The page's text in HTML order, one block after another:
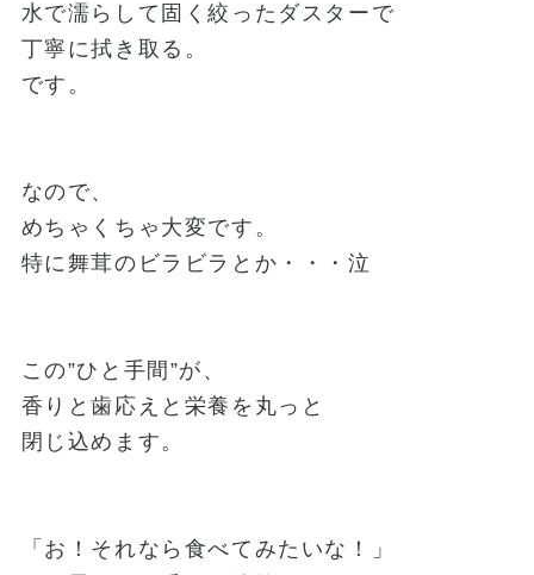
水で濡らして固く絞ったダスターで
丁寧に拭き取る。
です。
なので、
めちゃくちゃ大変です。
特に舞茸のビラビラとか・・・泣
この”ひと手間”が、
香りと歯応えと栄養を丸っと
閉じ込めます。
「お！それなら食べてみたいな！」